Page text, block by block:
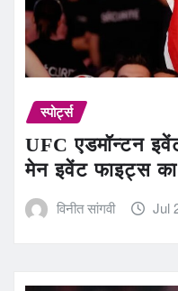
स्पोर्ट्स
UFC एडमॉन्टन
मेन इवेंट फाइट्स
विनीत सांगवी Jul